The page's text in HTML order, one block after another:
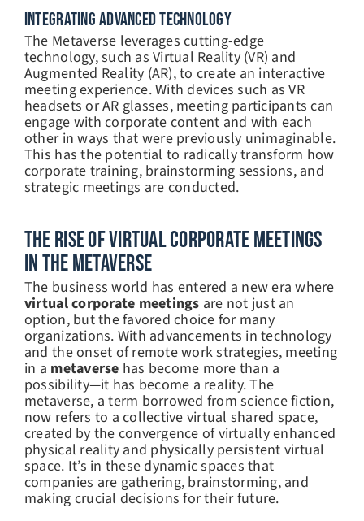
INTEGRATING ADVANCED TECHNOLOGY
The Metaverse leverages cutting-edge
technology, such as Virtual Reality (VR) and
Augmented Reality (AR), to create an interactive
meeting experience. With devices such as VR
headsets or AR glasses, meeting participants can
engage with corporate content and with each
other in ways that were previously unimaginable.
This has the potential to radically transform how
corporate training, brainstorming sessions, and
strategic meetings are conducted.
The Rise Of Virtual Corporate Meetings
In The Metaverse
The business world has entered a new era where
virtual corporate meetings are not just an
option, but the favored choice for many
organizations. With advancements in technology
and the onset of remote work strategies, meeting
in a metaverse has become more than a
possibility—it has become a reality. The
metaverse, a term borrowed from science fiction,
now refers to a collective virtual shared space,
created by the convergence of virtually enhanced
physical reality and physically persistent virtual
space. It’s in these dynamic spaces that
companies are gathering, brainstorming, and
making crucial decisions for their future.